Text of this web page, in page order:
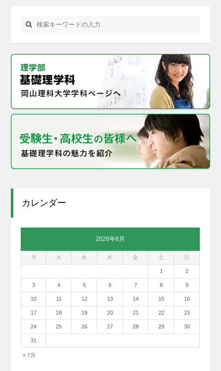
カレンダー
2026年8月
月 火 水 木 金 土 日
« 7月
1 2
3 4 5 6 7 8 9
10 11 12 13 14 15 16
17 18 19 20 21 22 23
24 25 26 27 28 29 30
31